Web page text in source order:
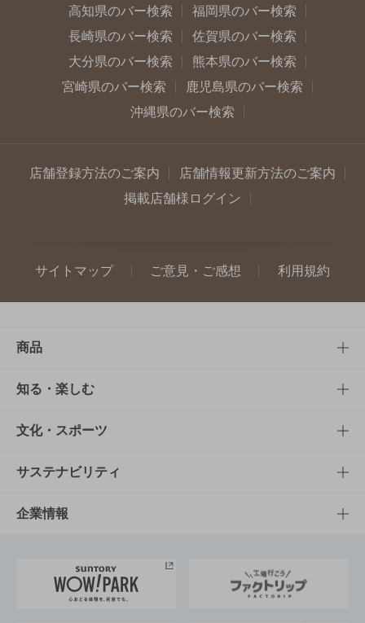
高知県のバー検索
福岡県のバー検索
長崎県のバー検索
佐賀県のバー検索
大分県のバー検索
熊本県のバー検索
宮崎県のバー検索
鹿児島県のバー検索
沖縄県のバー検索
店舗登録方法のご案内
店舗情報更新方法のご案内
掲載店舗様ログイン
サイトマップ ご意見・ご感想 利用規約
商品
商品TOP
商品一覧
商品発売情報
栄養成分一覧
知る・楽しむ
知る・楽しむTOP
キャンペーン
工場見学
地域情報
文化・スポーツ
文化・スポーツTOP
サントリーホール
サントリーサンバーズ大阪
サステナビリティ
サステナビリティTOP
サントリーが考えるサステナビリティ経営
企業情報
企業概要